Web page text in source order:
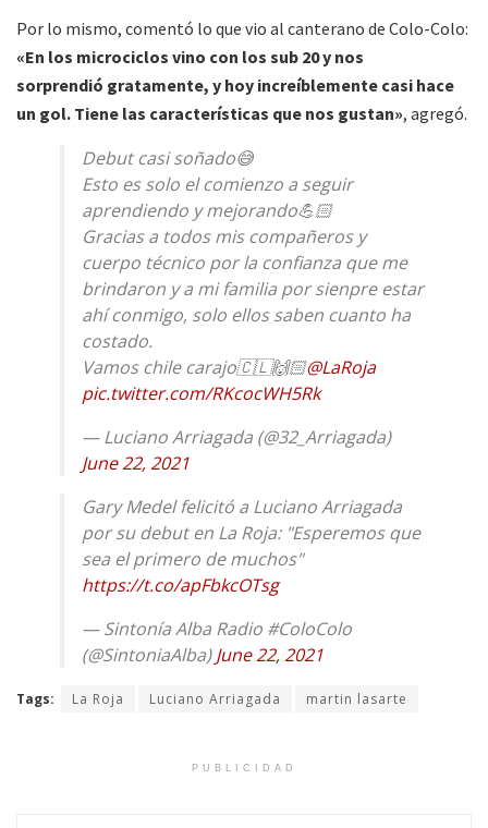
Por lo mismo, comentó lo que vio al canterano de Colo-Colo:
«En los microciclos vino con los sub 20 y nos
sorprendió gratamente, y hoy increíblemente casi hace
un gol. Tiene las características que nos gustan», agregó.
Debut casi soñado😅
Esto es solo el comienzo a seguir
aprendiendo y mejorando💪🏻
Gracias a todos mis compañeros y
cuerpo técnico por la confianza que me
brindaron y a mi familia por sienpre estar
ahí conmigo, solo ellos saben cuanto ha
costado.
Vamos chile carajo🇨🇱🙌🏻@LaRoja
pic.twitter.com/RKcocWH5Rk
— Luciano Arriagada (@32_Arriagada)
June 22, 2021
Gary Medel felicitó a Luciano Arriagada
por su debut en La Roja: "Esperemos que
sea el primero de muchos"
https://t.co/apFbkcOTsg
— Sintonía Alba Radio #ColoColo
(@SintoniaAlba)June 22, 2021
Tags: La Roja Luciano Arriagada martin lasarte
PUBLICIDAD